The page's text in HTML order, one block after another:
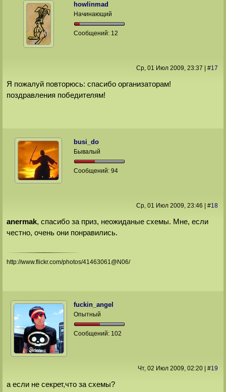
howlinmad
Начинающий
Сообщений: 12
Ср, 01 Июл 2009, 23:37 #17
Я пожалуй повторюсь: спасибо организаторам!
поздравления победителям!
busi_do
Бывалый
Сообщений:94
Ср, 01 Июл 2009, 23:46 #18
anermak, спасибо за приз, неожиданые схемы. Мне, если
честно, очень они понравились.
http://www.flickr.com/photos/41463061@N06/
fuckin_angel
Опытный
Сообщений: 102
Чт, 02 Июл 2009, 02:20| #19
а если не секрет,что за схемы?